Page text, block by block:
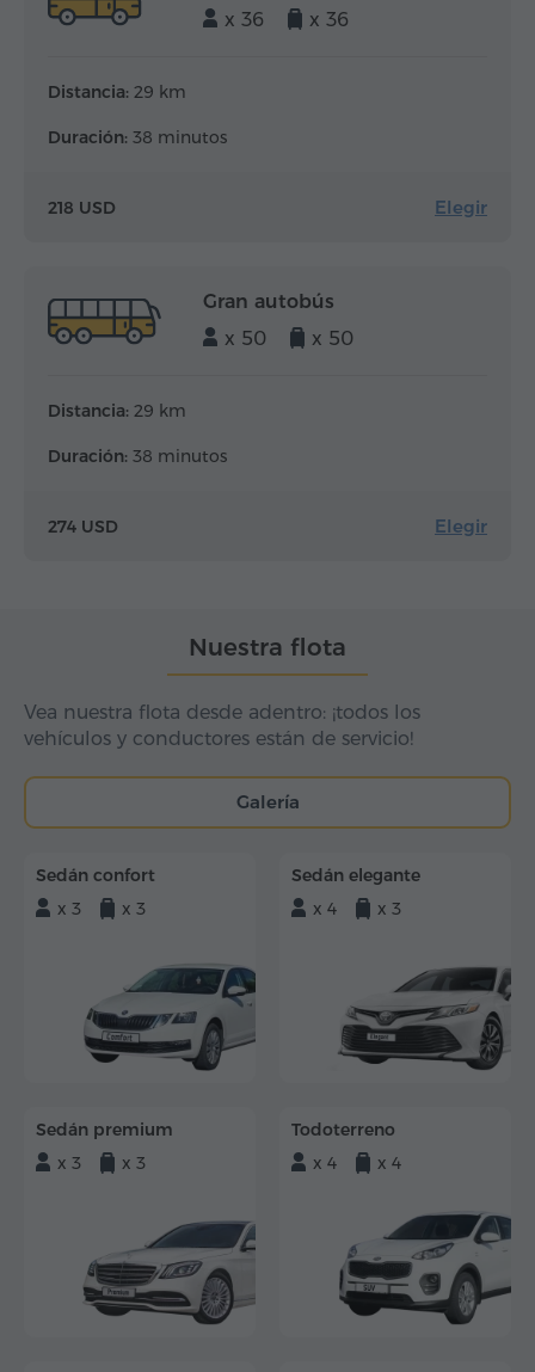
x 36
x 36
Distancia: 29 km
Duración: 38 minutos
218 USD Elegir
Gran autobús
x 50
x 50
Distancia: 29 km
Duración: 38 minutos
274 USD Elegir
Nuestra flota
Vea nuestra flota desde adentro: ¡todos los
vehículos y conductores están de servicio!
Galería
Sedán confort
x 3
x 3
Sedán elegante
x 4
x 3
Sedán premium
x 3
x 3
Todoterreno
x 4
x 4